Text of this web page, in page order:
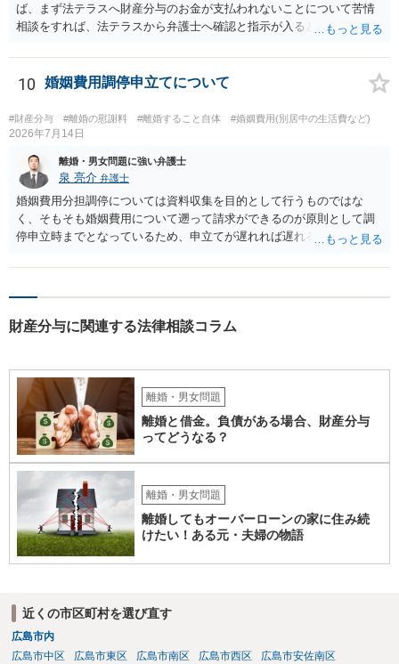
ば、まず法テラスへ財産分与のお金が支払われないことについて苦情
相談をすれば、法テラスから弁護士へ確認と指示が入ると思います。
す。
10 婚姻費用調停申立てについて
#財産分与 #離婚の慰謝料 #離婚すること自体 #婚姻費用(別居中の生活費など)
2026年7月14日
離婚・男女問題に強い弁護士
泉 亮介 弁護士
婚姻費用分担調停については資料収集を目的として行うものではな
く、そもそも婚姻費用について遡って請求ができるのが原則として調
停申立時までとなっているため、申立てが遅れれば遅れるほど、遡れ
婚姻費用については調停で話がまとまらなかった場合に審判で裁判所
財産分与に関連する法律相談コラム
離婚・男女問題
離婚と借金。負債がある場合、財産分与
ってどうなる？
離婚・男女問題
離婚してもオーバーローンの家に住み続
けたい！ある元・夫婦の物語
近くの市区町村を選び直す
広島市内
広島市中区
広島市東区 広島市南区 広島市西区
広島市安佐南区